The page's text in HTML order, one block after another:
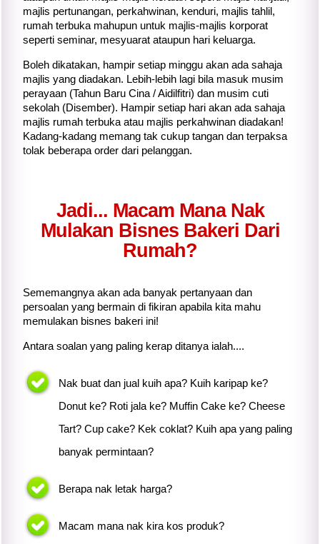
majlis pertunangan, perkahwinan, kenduri, majlis tahlil,
rumah terbuka mahupun untuk majlis-majlis korporat
seperti seminar, mesyuarat ataupun hari keluarga.
Boleh dikatakan, hampir setiap minggu akan ada sahaja
majlis yang diadakan. Lebih-lebih lagi bila masuk musim
perayaan (Tahun Baru Cina / Aidilfitri) dan musim cuti
sekolah (Disember). Hampir setiap hari akan ada sahaja
majlis rumah terbuka atau majlis perkahwinan diadakan!
Kadang-kadang memang tak cukup tangan dan terpaksa
tolak beberapa order dari pelanggan.
Jadi... Macam Mana Nak
Mulakan Bisnes Bakeri Dari
Rumah?
Sememangnya akan ada banyak pertanyaan dan
persoalan yang bermain di fikiran apabila kita mahu
memulakan bisnes bakeri ini!
Antara soalan yang paling kerap ditanya ialah....
Nak buat dan jual kuih apa? Kuih karipap ke?
Donut ke? Roti jala ke? Muffin Cake ke? Cheese
Tart? Cup cake? Kek coklat? Kuih apa yang paling
banyak permintaan?
Berapa nak letak harga?
Macam mana nak kira kos produk?